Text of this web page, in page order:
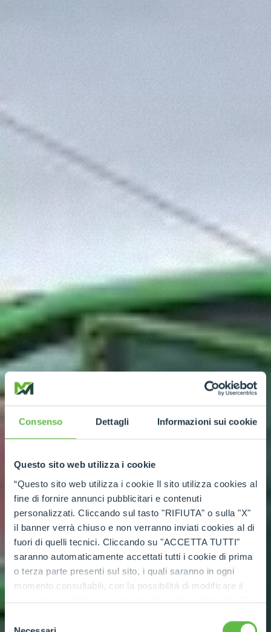
Consenso Dettagli Informazioni sui cookie
Questo sito web utilizza i cookie
“Questo sito web utilizza i cookie Il sito utilizza cookies al
fine di fornire annunci pubblicitari e contenuti
personalizzati. Cliccando sul tasto "RIFIUTA" o sulla "X"
il banner verrà chiuso e non verranno inviati cookies al di
fuori di quelli tecnici. Cliccando su "ACCETTA TUTTI"
saranno automaticamente accettati tutti i cookie di prima
o terza parte presenti sul sito, i quali saranno in ogni
momento consultabili, con la possibilità di modificare il
consenso prestato per ogni singolo cookie. Come fare?
ogni pagina, selezionare "Modifichi il suo consenso" e
Selezione